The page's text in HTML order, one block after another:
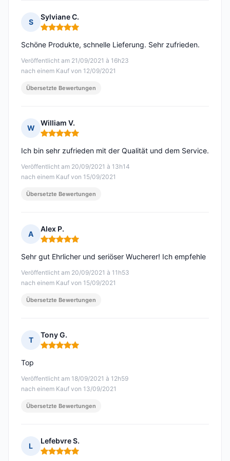
S
Sylviane C.
Hinweis: 5 von 5
Veröffentlicht am 21/09/2021 à 16h23
nach einem Kauf von 12/09/2021
Schöne Produkte, schnelle Lieferung. Sehr zufrieden.
Übersetzte Bewertungen
W
William V.
Hinweis: 5 von 5
Veröffentlicht am 20/09/2021 à 13h14
nach einem Kauf von 15/09/2021
Ich bin sehr zufrieden mit der Qualität und dem Service.
Übersetzte Bewertungen
A
Alex P.
Hinweis: 5 von 5
Veröffentlicht am 20/09/2021 à 11h53
nach einem Kauf von 15/09/2021
Sehr gut Ehrlicher und seriöser Wucherer! Ich empfehle
Übersetzte Bewertungen
T
Tony G.
Hinweis: 5 von 5
Veröffentlicht am 18/09/2021 à 12h59
nach einem Kauf von 13/09/2021
Top
Übersetzte Bewertungen
L
Lefebvre S.
Hinweis: 5 von 5